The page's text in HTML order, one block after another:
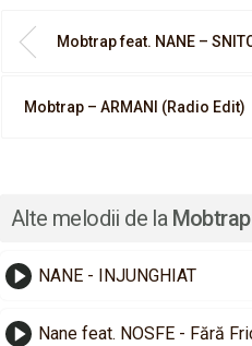
Mobtrap feat. NANE –
Mobtrap – ARMANI (Radio Edit)
Alte melodii de la Mobtrap
NANE - INJUNGHIAT
Nane feat. NOSFE - Fără